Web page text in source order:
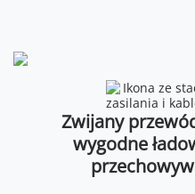
Zwijany
wygodne